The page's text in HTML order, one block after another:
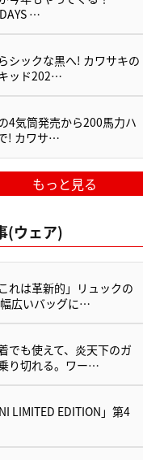
…
シックな黒へ! カワサキの
ッド202…
4気筒発売から200馬力ハ
! カワサ…
もっと見る
(ウェア)
れは革新的」リュックの
広いバッグに…
でも使えて、炎天下のガ
り切れる。ワー…
LIMITED EDITION」第4